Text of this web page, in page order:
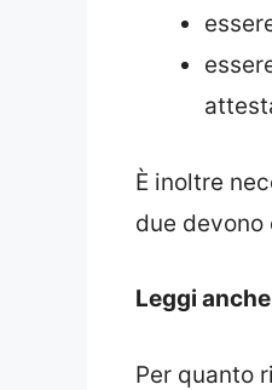
È inoltre
due
Leggi
Per quanto